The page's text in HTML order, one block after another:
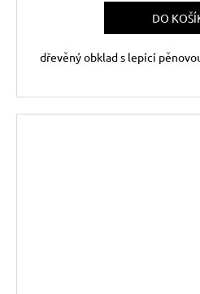
DO
dřevěný obklad s lepící